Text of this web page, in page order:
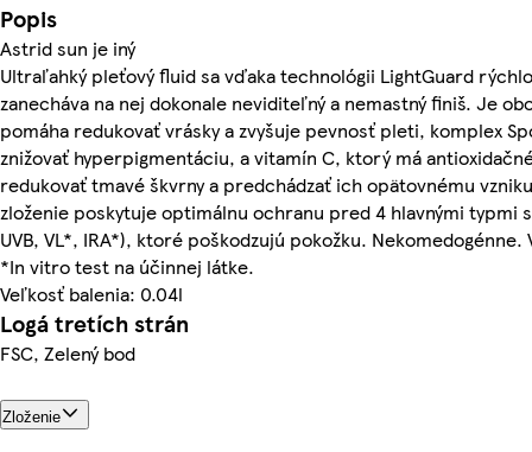
Popis
Astrid sun je iný
Ultraľahký pleťový fluid sa vďaka technológii LightGuard
zanecháva na nej dokonale neviditeľný a nemastný finiš. Je
pomáha redukovať vrásky a zvyšuje pevnosť pleti, komplex
znižovať hyperpigmentáciu, a vitamín C, ktorý má
redukovať tmavé škvrny a predchádzať ich opätovnému
zloženie poskytuje optimálnu ochranu pred 4 hlavnými typmi
UVB, VL*, IRA*), ktoré poškodzujú pokožku. Nekomedogénne.
*In vitro test na účinnej látke.
Veľkosť balenia: 0.04l
Logá tretích strán
FSC, Zelený bod
Zloženie